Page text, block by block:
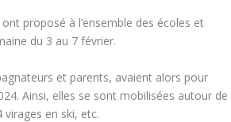
proposé à l’ensemble des écoles et
du 3 au 7 février.
et parents, avaient alors pour
Ainsi, elles se sont mobilisées autour de
virages en ski, etc.